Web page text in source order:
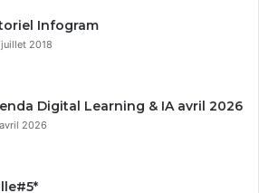
Infogram
2018
Digital Learning & IA avril 2026
2026